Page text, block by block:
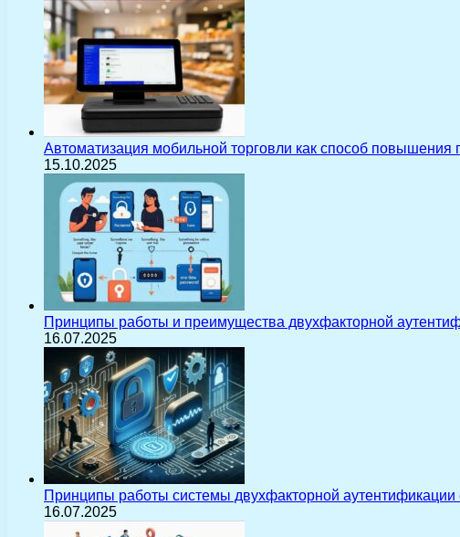
Автоматизация мобильной торговли как способ повышения
15.10.2025
Принципы работы и преимущества двухфакторной
16.07.2025
Принципы работы системы двухфакторной
16.07.2025